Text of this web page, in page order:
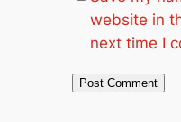
website in
next time I